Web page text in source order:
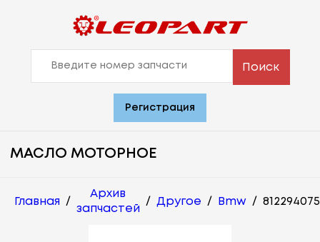
Поиск
Регистрация
МАСЛО МОТОРНОЕ
Главная /
Архив
запчастей
/ Другое / Bmw /